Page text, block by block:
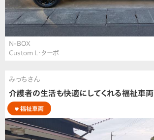
N-BOX
Custom L・ターボ
みっちさん
介護者の生活も快適にしてくれる福祉車両
福祉車両